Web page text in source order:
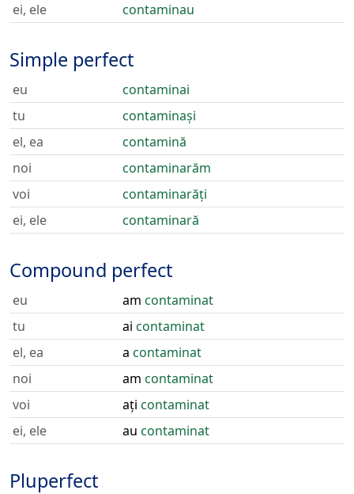
ei, ele
contaminau
Simple perfect
eu
contaminai
tu
contaminași
el, ea
contamină
noi
contaminarăm
voi
contaminarăți
ei, ele
contaminară
Compound perfect
eu am contaminat
tu
ai contaminat
el, ea
a contaminat
noi
am contaminat
voi
ați contaminat
ei, ele
au contaminat
Pluperfect